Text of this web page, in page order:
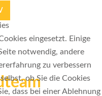
eingesetzt. Einige
notwendig, andere
zu verbessern
ob Sie die Cookies
dass bei einer Ablehnung